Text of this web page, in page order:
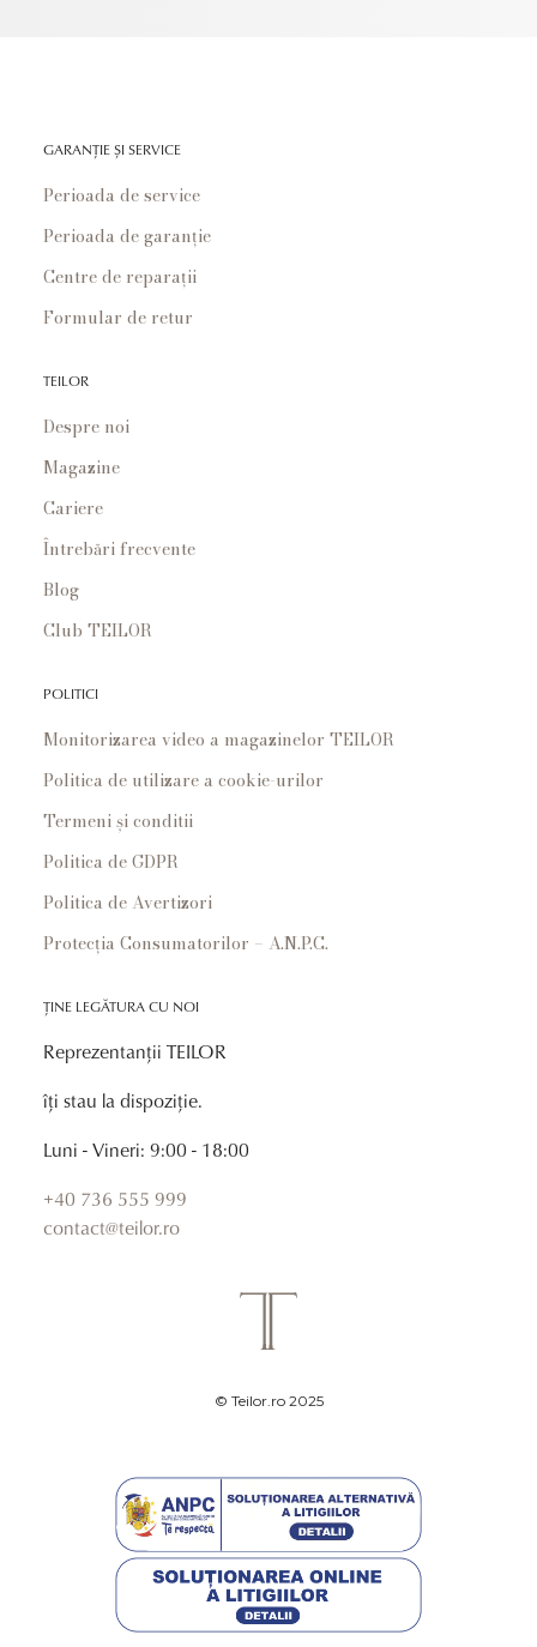
GARANȚIE ȘI SERVICE
Perioada de service
Perioada de garanție
Centre de reparații
Formular de retur
TEILOR
Despre noi
Magazine
Cariere
Întrebări frecvente
Blog
Club TEILOR
POLITICI
Monitorizarea video a magazinelor TEILOR
Politica de utilizare a cookie-urilor
Termeni și conditii
Politica de GDPR
Politica de Avertizori
Protecția Consumatorilor – A.N.P.C.
ȚINE LEGĂTURA CU NOI
Reprezentanții TEILOR
îți stau la dispoziție.
Luni - Vineri: 9:00 - 18:00
+40 736 555 999
contact@teilor.ro
© Teilor.ro 2025